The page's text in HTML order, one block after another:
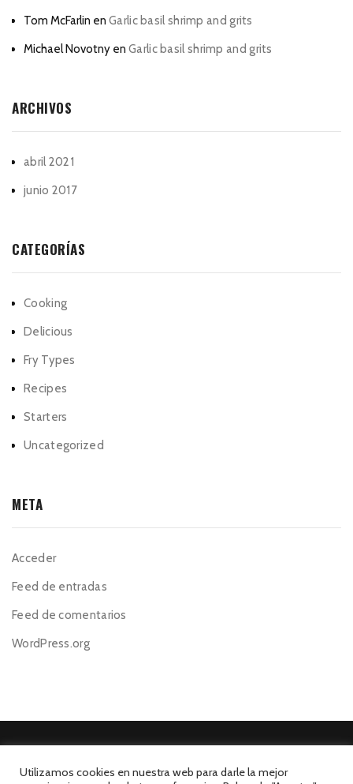
Tom McFarlin en Garlic basil shrimp and grits
Michael Novotny en Garlic basil shrimp and grits
ARCHIVOS
abril 2021
junio 2017
CATEGORÍAS
Cooking
Delicious
Fry Types
Recipes
Starters
Uncategorized
META
Acceder
Feed de entradas
Feed de comentarios
WordPress.org
Utilizamos cookies en nuestra web para darle la mejor